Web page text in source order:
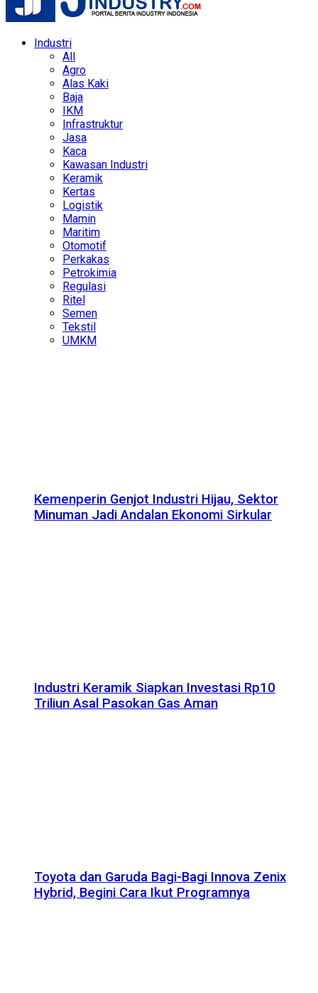
Industri
All
Agro
Alas Kaki
Baja
IKM
Infrastruktur
Jasa
Kaca
Kawasan Industri
Keramik
Kertas
Logistik
Mamin
Maritim
Otomotif
Perkakas
Petrokimia
Regulasi
Ritel
Semen
Tekstil
UMKM
Kemenperin Genjot Industri Hijau, Sektor
Minuman Jadi Andalan Ekonomi Sirkular
Industri Keramik Siapkan Investasi Rp10
Triliun Asal Pasokan Gas Aman
Toyota dan Garuda Bagi-Bagi Innova Zenix
Hybrid, Begini Cara Ikut Programnya